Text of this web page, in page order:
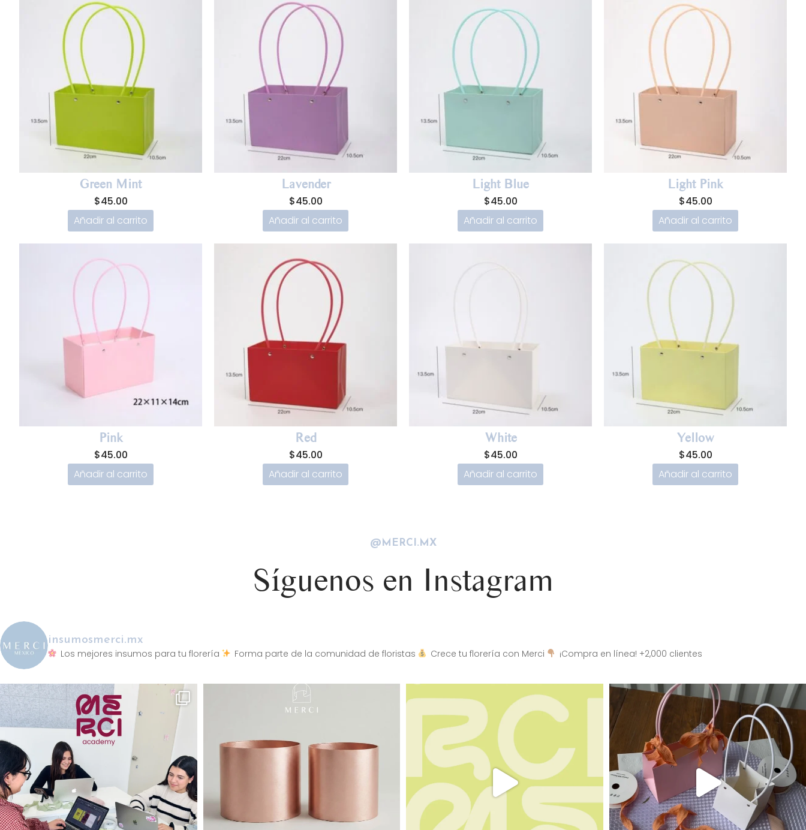
Green Mint
$45.00
Añadir al carrito
Lavender
$45.00
Añadir al carrito
Light Blue
$45.00
Añadir al carrito
Light Pink
$45.00
Añadir al carrito
Pink
$45.00
Añadir al carrito
Red
$45.00
Añadir al carrito
White
$45.00
Añadir al carrito
Yellow
$45.00
Añadir al carrito
@MERCI.MX
Síguenos en Instagram
insumosmerci.mx
Los mejores insumos para tu florería
Forma parte de la comunidad de floristas Crece tu florería con Merci ¡Compra en línea! +2,000 clientes